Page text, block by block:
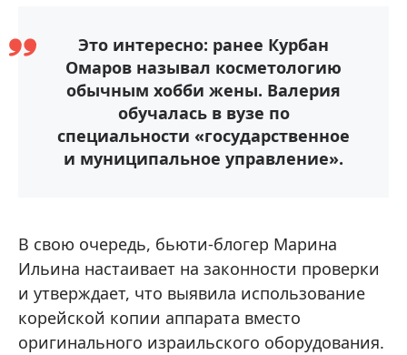
Это интересно: ранее Курбан
Омаров называл косметологию
обычным хобби жены. Валерия
обучалась в вузе по
специальности «государственное
и муниципальное управление».
В свою очередь, бьюти-блогер Марина
Ильина настаивает на законности проверки
и утверждает, что выявила использование
корейской копии аппарата вместо
оригинального израильского оборудования.